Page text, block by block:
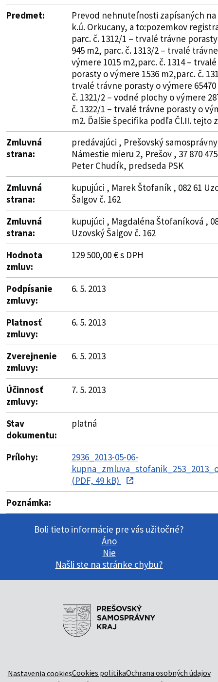
Predmet:
Prevod nehnuteľnosti zapísaných na
k.ú. Orkucany, a to:pozemkov
parc. č. 1312/1 – trvalé trávne
945 m2, parc. č. 1313/2 – trvalé
výmere 1015 m2,parc. č. 1314 –
porasty o výmere 1536 m2,parc. č.
trvalé trávne porasty o výmere
č. 1321/2 – vodné plochy o výmere
č. 1322/1 – trvalé trávne porasty o
m2. Ďalšie špecifika podľa Čl.II. tejto
Zmluvná
strana:
predávajúci , Prešovský
Námestie mieru 2, Prešov , 37 870
Peter Chudík, predseda PSK
Zmluvná
strana:
kupujúci , Marek Štofaník , 082 61
Šalgov č. 162
Zmluvná
strana:
kupujúci , Magdaléna Štofaníková ,
Uzovský Šalgov č. 162
Hodnota
zmluv:
129 500,00 € s DPH
Podpísanie
zmluvy:
6. 5. 2013
Platnosť
zmluvy:
6. 5. 2013
Zverejnenie
zmluvy:
6. 5. 2013
Účinnosť
zmluvy:
7. 5. 2013
Stav
dokumentu:
platná
Prílohy:
2936_2013-05-06-
(PDF, 49 kB)
Poznámka:
Boli tieto informácie pre vás užitočné?
Áno
Nie
Našli ste na stránke chybu?
Nastavenia cookiesCookies politikaOchrana osobných údajov